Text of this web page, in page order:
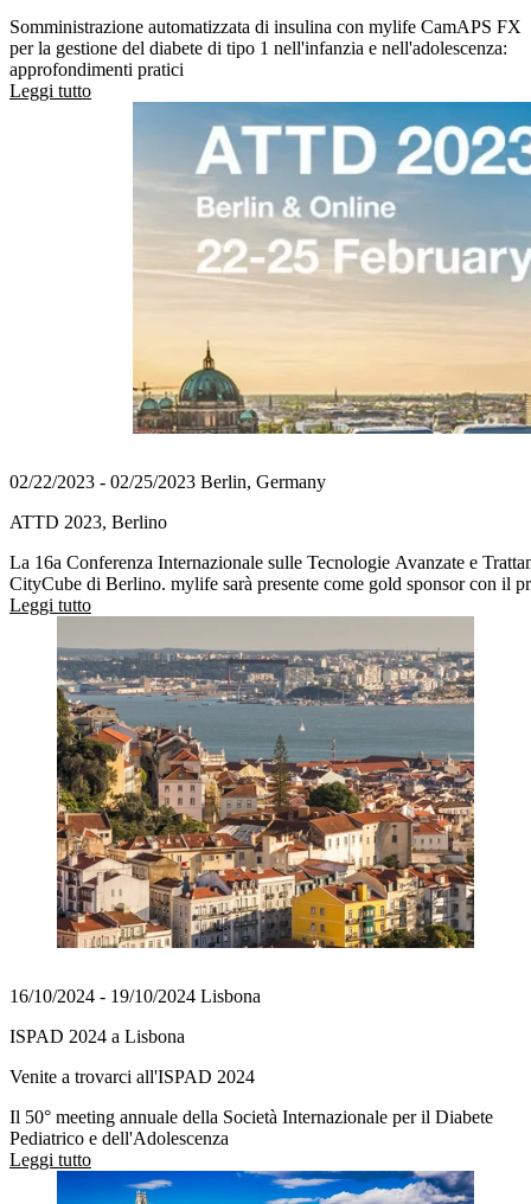
Somministrazione automatizzata di insulina con mylife CamAPS FX
per la gestione del diabete di tipo 1 nell'infanzia e nell'adolescenza:
approfondimenti pratici
Leggi tutto
02/22/2023 - 02/25/2023 Berlin, Germany
ATTD 2023, Berlino
La 16a Conferenza Internazionale sulle Tecnologie Avanzate e
CityCube di Berlino. mylife sarà presente come gold sponsor con il
Leggi tutto
16/10/2024 - 19/10/2024 Lisbona
ISPAD 2024 a Lisbona
Venite a trovarci all'ISPAD 2024
Il 50° meeting annuale della Società Internazionale per il Diabete
Pediatrico e dell'Adolescenza
Leggi tutto